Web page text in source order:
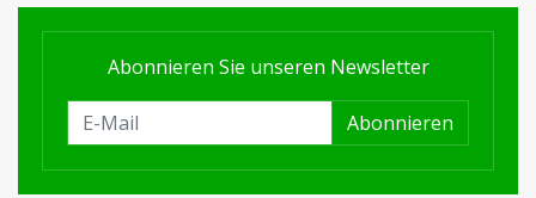
Abonnieren Sie unseren Newsletter
Abonnieren